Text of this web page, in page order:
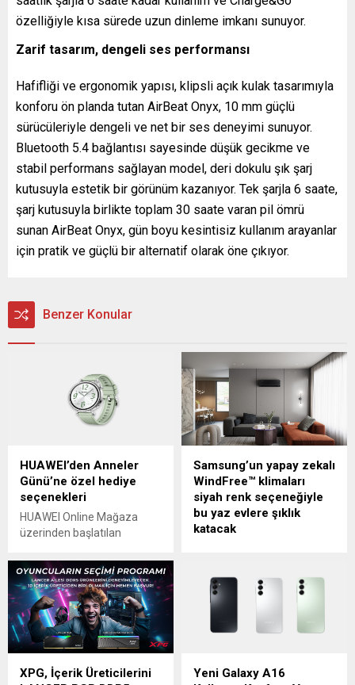
özelliğiyle kısa sürede uzun dinleme imkanı sunuyor.
Zarif tasarım, dengeli ses performansı
Hafifliği ve ergonomik yapısı, klipsli açık kulak tasarımıyla
konforu ön planda tutan AirBeat Onyx, 10 mm güçlü
sürücüleriyle dengeli ve net bir ses deneyimi sunuyor.
Bluetooth 5.4 bağlantısı sayesinde düşük gecikme ve
stabil performans sağlayan model, deri dokulu şık şarj
kutusuyla estetik bir görünüm kazanıyor. Tek şarjla 6 saate,
şarj kutusuyla birlikte toplam 30 saate varan pil ömrü
sunan AirBeat Onyx, gün boyu kesintisiz kullanım arayanlar
için pratik ve güçlü bir alternatif olarak öne çıkıyor.
Benzer Konular
HUAWEI’den Anneler
Günü’ne özel hediye
seçenekleri
HUAWEI Online Mağaza
üzerinden başlatılan
yeni teknolojileri mükemmel
tasarımla buluşturan
ürünler, Anneler Günü için
hazırlanmış özel tekliflerle
kullanıcıları bekliyor.
HUAWEI, açılışını
beri pek çok fırsat ve indirimi
Samsung’un yapay zekalı
WindFree™ klimaları
siyah renk seçeneğiyle
bu yaz evlere şıklık
katacak
Rüzgârsız Serinlik
teknolojisini evlere
getirirken, siyah şıklığını
tercih eden tüketicileri de
seçeneği ve gelişmiş AI
XPG, İçerik Üreticilerini
Yeni Galaxy A16